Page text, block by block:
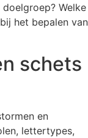
Welke
het bepalen van
schets
en
lettertypes,